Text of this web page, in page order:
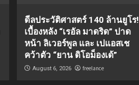
ดีลประวัติศาสตร์ 140 ล้านยูโร!
เบื้องหลัง “เรอัล มาดริด” ปาด
หน้า ลิเวอร์พูล และ เปแอสเช
คว้าตัว “ยาน ดิโอม็องเด้”
August 6, 2026 freelance